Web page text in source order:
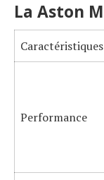
La Aston
Caractéristiques
Performance